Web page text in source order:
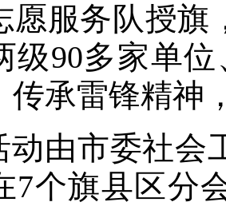
愿服务队授旗
级90多家单
传承雷锋精神
动由市委社会
7个旗县区分